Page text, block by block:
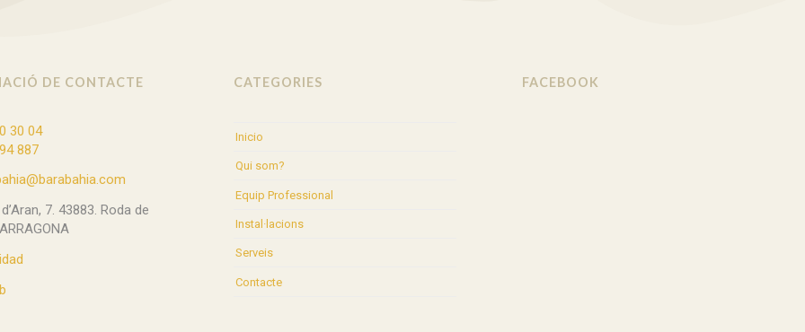
DE CONTACTE
30 04
887
7. 43883. Roda de
CATEGORIES
Inicio
Qui som?
Equip Professional
Instal·lacions
Serveis
Contacte
FACEBOOK